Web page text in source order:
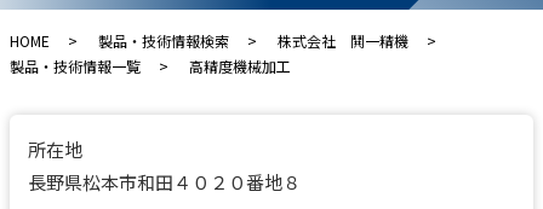
HOME 製品・技術情報検索
株式会社 鬨一精機
製品・技術情報一覧
高精度機械加工
所在地
長野県松本市和田４０２０番地８